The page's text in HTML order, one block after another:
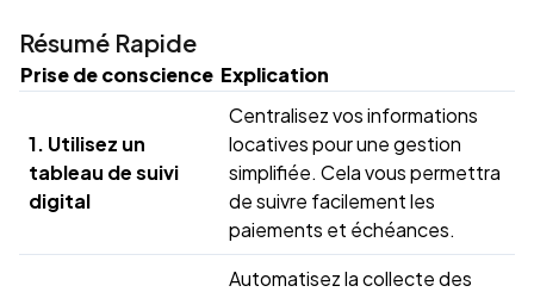
Résumé Rapide
Prise de conscience Explication
1. Utilisez un
tableau de suivi
digital
Centralisez vos informations
locatives pour une gestion
simplifiée. Cela vous permettra
de suivre facilement les
paiements et échéances.
Automatisez la collecte des